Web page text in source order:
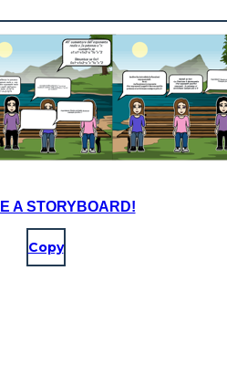
A STORYBOARD!
Copy